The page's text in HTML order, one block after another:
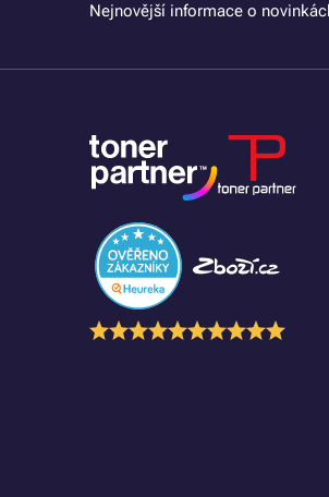
Nejnovější informace o